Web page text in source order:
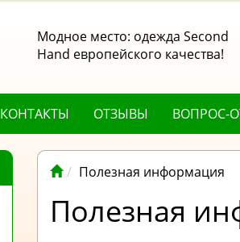
Модное место: одежда Second
Hand европейского качества!
КОНТАКТЫ ОТЗЫВЫ ВОПРОС-
Полезная информация
Полезная